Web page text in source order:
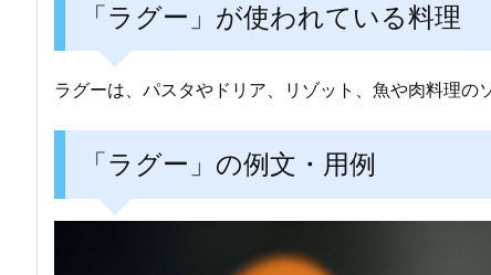
「ラグー」が使われている料理
ラグーは、パスタやドリア、リゾット、魚や肉料理の
「ラグー」の例文・用例